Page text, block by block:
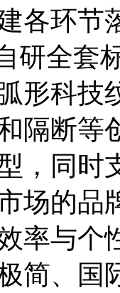
各环节
研全套
形科技
隔断等
，同时
场的品
率与个
简、国